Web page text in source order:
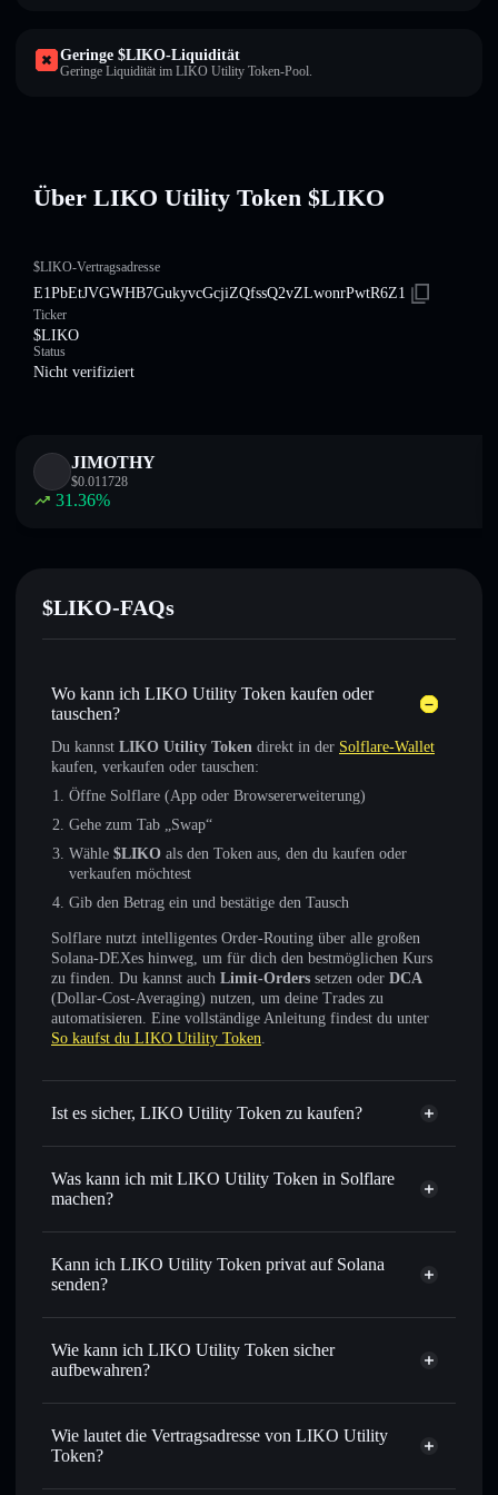
Geringe $LIKO-Liquidität
Geringe Liquidität im LIKO Utility Token-Pool.
Über LIKO Utility Token $LIKO
$LIKO-Vertragsadresse
E1PbEtJVGWHB7GukyvcGcjiZQfssQ2vZLwonrPwtR6Z1
Ticker
$LIKO
Status
Nicht verifiziert
JIMOTHY
$0.011728
31.36%
$LIKO-FAQs
Wo kann ich LIKO Utility Token kaufen oder
tauschen?
Du kannst LIKO Utility Token direkt in der Solflare-Wallet
kaufen, verkaufen oder tauschen:
Öffne Solflare (App oder Browsererweiterung)
Gehe zum Tab „Swap“
Wähle $LIKO als den Token aus, den du kaufen oder
verkaufen möchtest
Gib den Betrag ein und bestätige den Tausch
Solflare nutzt intelligentes Order-Routing über alle großen
Solana-DEXes hinweg, um für dich den bestmöglichen Kurs
zu finden. Du kannst auch Limit-Orders setzen oder DCA
(Dollar-Cost-Averaging) nutzen, um deine Trades zu
automatisieren. Eine vollständige Anleitung findest du unter
So kaufst du LIKO Utility Token.
Ist es sicher, LIKO Utility Token zu kaufen?
LIKO Utility Token
nicht
Was kann ich mit LIKO Utility Token in Solflare
machen?
LIKO Utility Token
Solflare-Wallet
Sofort tauschen– handle $LIKO gegen SOL, USDC oder
Tausende anderer Solana-Tokens mit intelligentem Order
Zielkurs für $LIKO
Durchschnittskosteneffekt nutzen
per Durchschnittskosteneffekt in $LIKO einsteigen
Privat senden– übertrage $LIKO, ohne Wallets öffentlich
zu verknüpfen, mithilfe des in Solflare integrierten Privacy
Kann ich LIKO Utility Token privat auf Solana
senden?
Privacy
Wie kann ich LIKO Utility Token sicher
aufbewahren?
LIKO Utility Token
Wie lautet die Vertragsadresse von LIKO Utility
Token?
LIKO Utility Token